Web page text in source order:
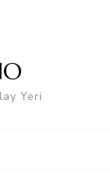
Yeri